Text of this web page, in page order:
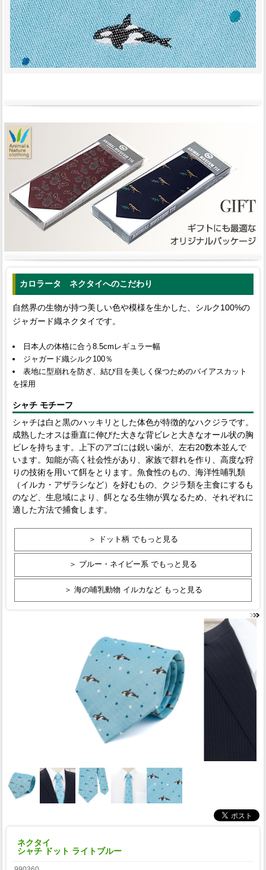
カロラータ ネクタイへのこだわり
自然界の生物が持つ美しい色や模様を生かした、シルク100%の
ジャガード織ネクタイです。
日本人の体格に合う8.5cmレギュラー幅
ジャガード織シルク100％
表地に型崩れを防ぎ、結び目を美しく保つためのバイアスカット
を採用
シャチ モチーフ
シャチは白と黒のハッキリとした体色が特徴的なハクジラです。
成熟したオスは垂直に伸びた大きな背ビレと大きなオール状の胸
ビレを持ちます。上下のアゴには鋭い歯が、左右20数本並んで
います。知能が高く社会性があり、家族で群れを作り、高度な狩
りの技術を用いて餌をとります。魚食性のもの、海洋性哺乳類
（イルカ・アザラシなど）を好むもの、クジラ類を主食にするも
のなど、生息域により、餌となる生物が異なるため、それぞれに
適した方法で捕食します。
＞ ドット柄 でもっと見る
＞ ブルー・ネイビー系 でもっと見る
＞ 海の哺乳動物 イルカなど もっと見る
ネクタイ
シャチ ドット ライトブルー